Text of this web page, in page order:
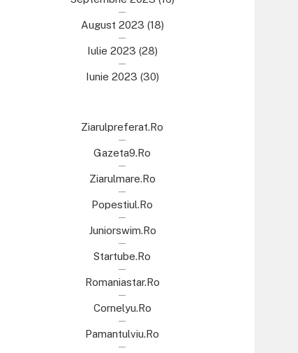
August 2023 (18)
Iulie 2023 (28)
Iunie 2023 (30)
Ziarulpreferat.ro
Gazeta9.ro
Ziarulmare.ro
Popestiul.ro
Juniorswim.ro
Startube.ro
Romaniastar.ro
Cornelyu.ro
Pamantulviu.ro